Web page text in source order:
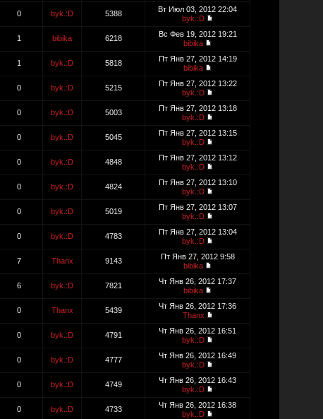
0 byk.:D 5388
Вт Июл 03, 2012 22:04
byk.:D
1 bibika 6218
Вс Фев 19, 2012 19:21
bibika
1 byk.:D 5818
Пт Янв 27, 2012 14:19
bibika
0 byk.:D 5215
Пт Янв 27, 2012 13:22
byk.:D
0 byk.:D 5003
Пт Янв 27, 2012 13:18
byk.:D
0 byk.:D 5045
Пт Янв 27, 2012 13:15
byk.:D
0 byk.:D 4848
Пт Янв 27, 2012 13:12
byk.:D
0 byk.:D 4824
Пт Янв 27, 2012 13:10
byk.:D
0 byk.:D 5019
Пт Янв 27, 2012 13:07
byk.:D
0 byk.:D 4783
Пт Янв 27, 2012 13:04
byk.:D
7 Thanx 9143
Пт Янв 27, 2012 9:58
bibika
6 byk.:D 7821
Чт Янв 26, 2012 17:37
bibika
0 Thanx 5439
Чт Янв 26, 2012 17:36
Thanx
0 byk.:D 4791
Чт Янв 26, 2012 16:51
byk.:D
0 byk.:D 4777
Чт Янв 26, 2012 16:49
byk.:D
0 byk.:D 4749
Чт Янв 26, 2012 16:43
byk.:D
0 byk.:D 4733
Чт Янв 26, 2012 16:38
byk.:D